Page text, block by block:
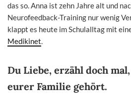
das so. Anna ist zehn Jahre alt und
Neurofeedback-Training nur wenig
klappt es heute im Schulalltag mit
Medikinet.
Du Liebe, erzähl doch
eurer Familie gehört.